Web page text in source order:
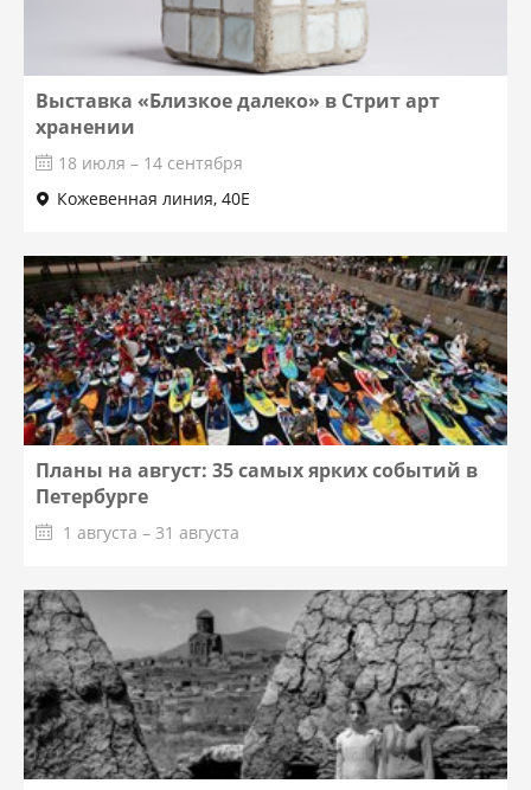
Выставка «Близкое далеко» в Стрит арт
хранении
18 июля – 14 сентября
Кожевенная линия, 40Е
Планы на август: 35 самых ярких событий в
Петербурге
1 августа – 31 августа